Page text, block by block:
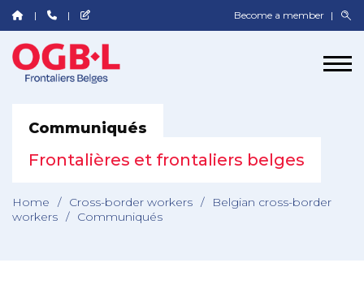
Become a member
Communiqués
Frontalières et frontaliers belges
Home / Cross-border workers /
Belgian cross-border
workers / Communiqués